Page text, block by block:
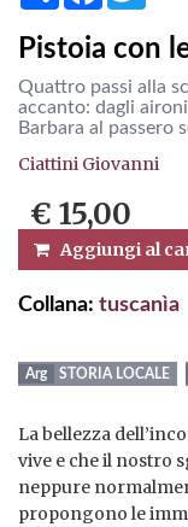
Pistoia con
Quattro passi alla
accanto: dagli
Barbara al passero
Ciattini Giovanni
€ 15,00
Aggiungi al
Collana: tuscanìa
STORIA LOCALE
La bellezza
vive e che il nostro
neppure
propongono le